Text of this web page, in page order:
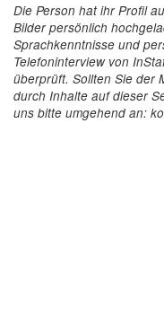
Die Person hat ihr Profil
Bilder persönlich
Sprachkenntnisse und
Telefoninterview von
überprüft. Sollten Sie der
durch Inhalte auf dieser
uns bitte umgehend an: